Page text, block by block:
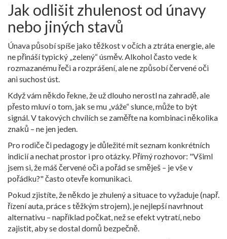
Jak odlišit zhulenost od únavy
nebo jiných stavů
Únava působí spíše jako těžkost v očích a ztráta energie, ale
ne přináší typický „zelený“ úsměv. Alkohol často vede k
rozmazanému řeči a rozprášení, ale ne způsobí červené oči
ani suchost úst.
Když vám někdo řekne, že už dlouho nerostl na zahradě, ale
přesto mluví o tom, jak se mu „váže“ slunce, může to být
signál. V takových chvílích se zaměřte na kombinaci několika
znaků – ne jen jeden.
Pro rodiče či pedagogy je důležité mít seznam konkrétních
indicií a nechat prostor i pro otázky. Přímý rozhovor: "Všiml
jsem si, že máš červené oči a pořád se směješ – je vše v
pořádku?" často otevře komunikaci.
Pokud zjistíte, že někdo je zhulený a situace to vyžaduje (např.
řízení auta, práce s těžkým strojem), je nejlepší navrhnout
alternativu – například počkat, než se efekt vytratí, nebo
zajistit, aby se dostal domů bezpečně.